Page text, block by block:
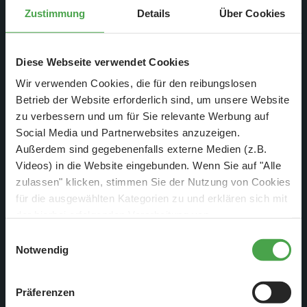
Zustimmung Details Über Cookies
Diese Webseite verwendet Cookies
Wir verwenden Cookies, die für den reibungslosen
Betrieb der Website erforderlich sind, um unsere Website
zu verbessern und um für Sie relevante Werbung auf
Social Media und Partnerwebsites anzuzeigen.
Außerdem sind gegebenenfalls externe Medien (z.B.
Videos) in die Website eingebunden. Wenn Sie auf "Alle
zulassen" klicken, stimmen Sie der Nutzung von Cookies
für die ausgewählten Kategorien zu und erklären sich mit
diese Einstellungen jederzeit über die Schaltfläche
zustimmen, beschränken wir uns auf die technisch
notwendigen Cookies. Weitere Informationen finden Sie in
Notwendig
Präferenzen
Material und Kosten und hat sich bis heute bewährt.
Patagonien, sondern um mächtige, lange Frachtriesen, die